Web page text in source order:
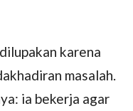
karena
masalah.
ia bekerja agar